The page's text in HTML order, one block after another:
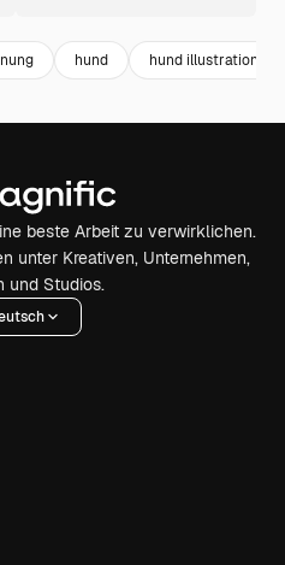
hund hund illustration
beste Arbeit zu verwirklichen.
unter Kreativen, Unternehmen,
und Studios.